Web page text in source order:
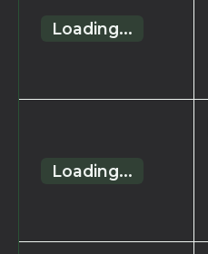
Loading...
Loading...